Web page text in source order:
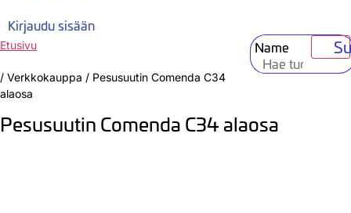
Kirjaudu sisään
Name
Etusivu
/ Verkkokauppa / Pesusuutin Comenda C34
alaosa
Pesusuutin Comenda C34 alaosa